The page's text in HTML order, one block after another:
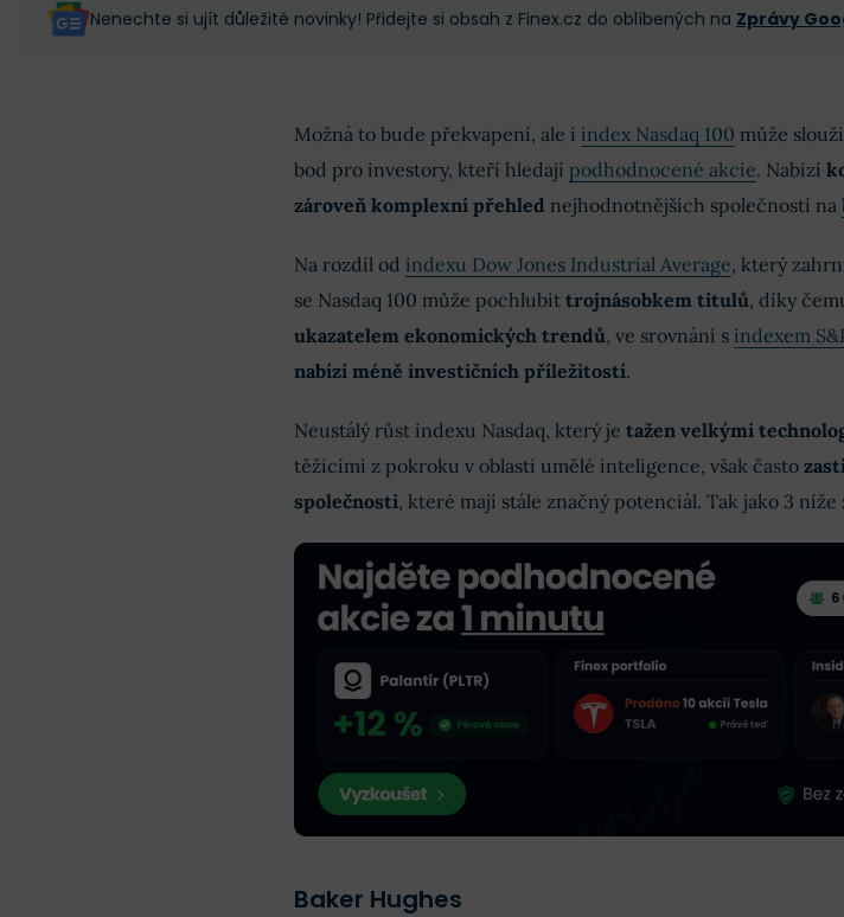
Nenechte si ujít důležité novinky! Přidejte si obsah z Finex.cz do oblíbených na Zprávy
Možná to bude překvapení, ale i index Nasdaq 100 může
bod pro investory, kteří hledají podhodnocené akcie. Nabízí
zároveň komplexní přehled nejhodnotnějších společností na
Na rozdíl od indexu Dow Jones Industrial Average, který
se Nasdaq 100 může pochlubit trojnásobkem titulů, díky
ukazatelem ekonomických trendů, ve srovnání s indexem
nabízí méně investičních příležitostí.
Neustálý růst indexu Nasdaq, který je tažen velkými
těžícími z pokroku v oblasti umělé inteligence, však často
společnosti, které mají stále značný potenciál. Tak jako 3 níže
Baker Hughes